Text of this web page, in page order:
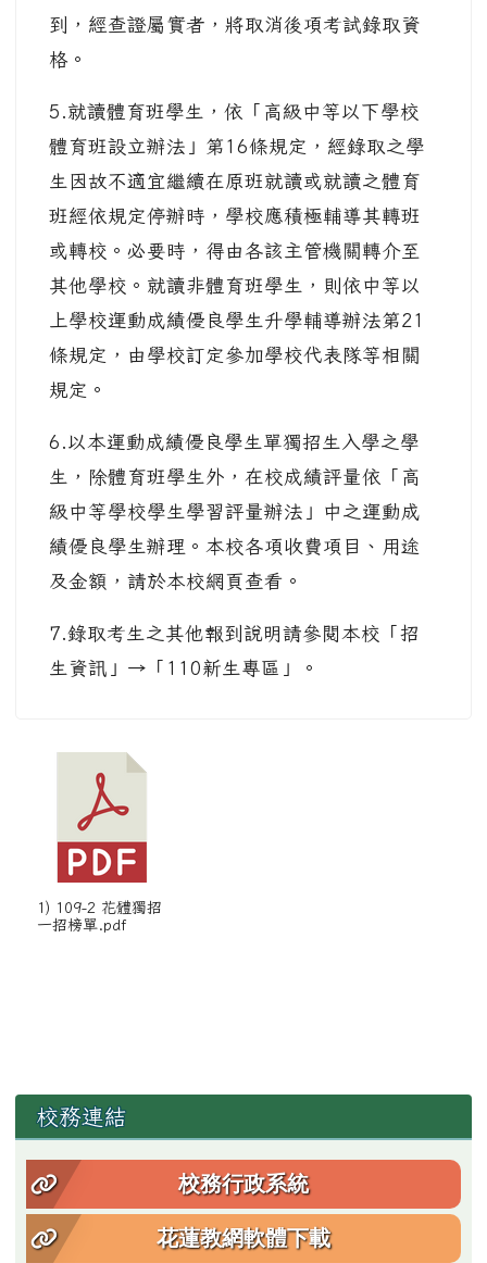
到，經查證屬實者，將取消後項考試錄取資
格。
5.就讀體育班學生，依「高級中等以下學校
體育班設立辦法」第16條規定，經錄取之學
生因故不適宜繼續在原班就讀或就讀之體育
班經依規定停辦時，學校應積極輔導其轉班
或轉校。必要時，得由各該主管機關轉介至
其他學校。就讀非體育班學生，則依中等以
上學校運動成績優良學生升學輔導辦法第21
條規定，由學校訂定參加學校代表隊等相關
規定。
6.以本運動成績優良學生單獨招生入學之學
生，除體育班學生外，在校成績評量依「高
級中等學校學生學習評量辦法」中之運動成
績優良學生辦理。本校各項收費項目、用途
及金額，請於本校網頁查看。
7.錄取考生之其他報到說明請參閱本校「招
生資訊」→「110新生專區」。
1) 109-2 花體獨招
一招榜單.pdf
左邊區域內容
校務連結
校務行政系統
花蓮教網軟體下載